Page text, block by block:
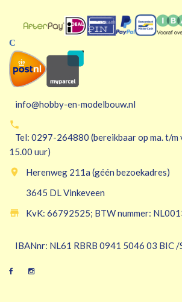
C
info@hobby-en-modelbouw.nl

Tel: 0297-264880 (bereikbaar op ma. t/m
15.00 uur)

Herenweg 211a (géén bezoekadres)
3645 DL Vinkeveen

KvK: 66792525; BTW nummer:
IBANnr: NL61 RBRB 0941 5046 03 BIC /